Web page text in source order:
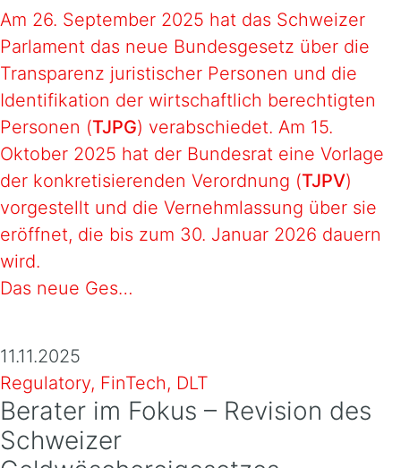
Am 26. September 2025 hat das Schweizer
Parlament das neue Bundesgesetz über die
Transparenz juristischer Personen und die
Identifikation der wirtschaftlich berechtigten
Personen (TJPG) verabschiedet. Am 15.
Oktober 2025 hat der Bundesrat eine Vorlage
der konkretisierenden Verordnung (TJPV)
vorgestellt und die Vernehmlassung über sie
eröffnet, die bis zum 30. Januar 2026 dauern
wird.
Das neue Ges…
11.11.2025
Regulatory, FinTech, DLT
Berater im Fokus – Revision des
Schweizer